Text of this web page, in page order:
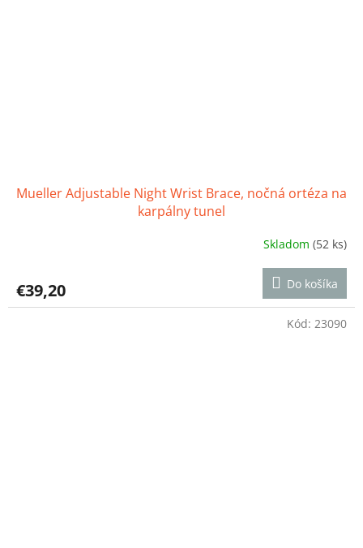
Mueller Adjustable Night Wrist Brace, nočná ortéza na
karpálny tunel
je
3,4
Skladom(52 ks)
€39,20 Do košíka
Kód: 23090